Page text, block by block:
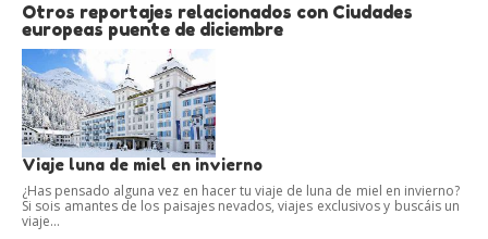
Otros reportajes relacionados con Ciudades
europeas puente de diciembre
Viaje luna de miel en invierno
¿Has pensado alguna vez en hacer tu viaje de luna de miel en invierno?
Si sois amantes de los paisajes nevados, viajes exclusivos y buscáis un
viaje...